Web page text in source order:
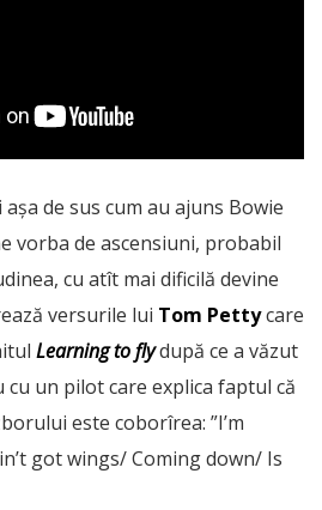
de sus cum au ajuns Bowie
vorba de ascensiuni, probabil
cu atît mai dificilă devine
versurile lui Tom Pettycare
Learning to flydupă ce a văzut
un pilot care explica faptul că
este coborîrea: ”I’m
got wings/ Coming down/ Is